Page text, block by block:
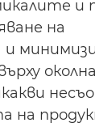
и
на
на